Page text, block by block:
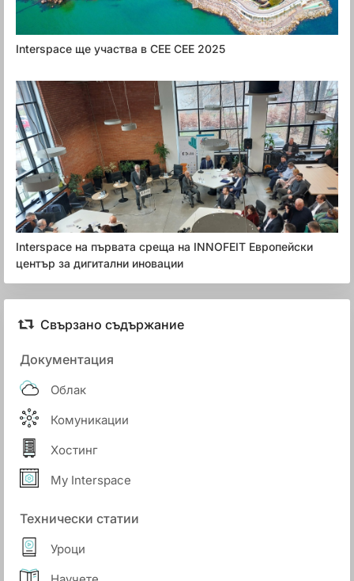
Interspace ще участва в CEE CEE 2025
Interspace на първата среща на INNOFEIT Европейски
център за дигитални иновации
Свързано съдържание
Документация
Облак
Комуникации
Хостинг
My Interspace
Технически статии
Уроци